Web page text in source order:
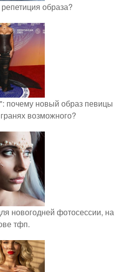
образа?
почему новый образ певицы
возможного?
новогодней фотосессии, на
тфп.